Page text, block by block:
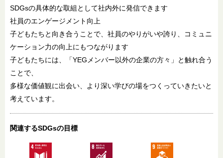
SDGsの具体的な取組として社内外に発信できます
社員のエンゲージメント向上
子どもたちと向き合うことで、社員のやりがいや誇り、コミュニ
ケーション力の向上にもつながります
子どもたちには、「YEGメンバー以外の企業の方々」と触れ合う
ことで、
多様な価値観に出会い、より深い学びの場をつくっていきたいと
考えています。
関連するSDGsの目標